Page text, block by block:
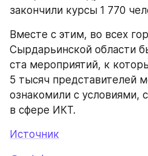
закончили курсы 1 770
Вместе с этим, во всех
Сырдарьинской области
ста мероприятий, к
5 тысяч представителей
ознакомили с условиями,
в сфере ИКТ.
Источник